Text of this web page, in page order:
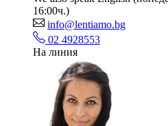
16:00ч.)
info@lentiamo.bg
02 4928553
На линия